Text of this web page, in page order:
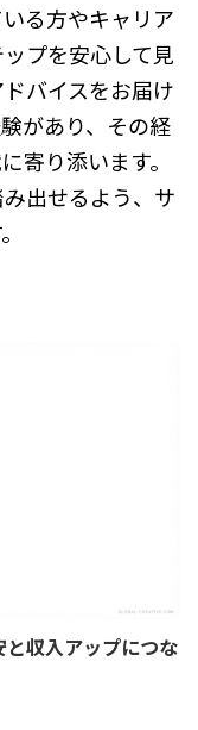
る方やキャリア
プを安心して見
バイスをお届け
があり、その経
寄り添います。
出せるよう、サ
収入アップにつな